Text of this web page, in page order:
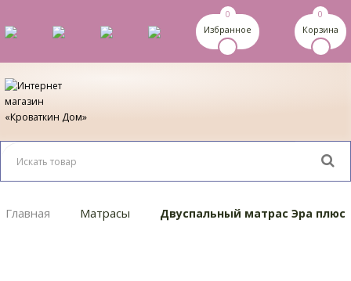
0
Избранное
0
Корзина
Главная Матрасы Двуспальный матрас Эра плюс